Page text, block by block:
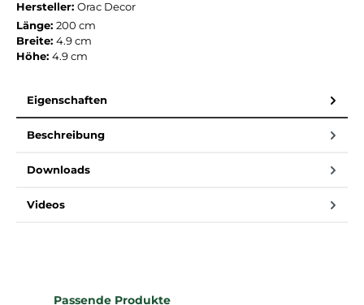
Hersteller: Orac Decor
Länge: 200 cm
Breite: 4.9 cm
Höhe: 4.9 cm
Eigenschaften
Beschreibung
Downloads
Videos
Produktgalerie überspringen
Passende Produkte